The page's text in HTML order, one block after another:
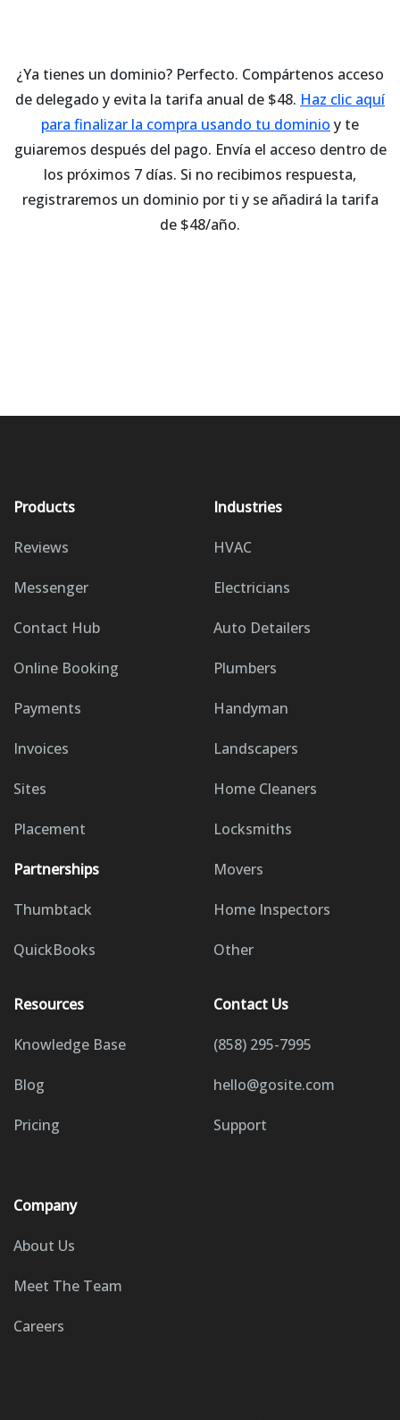
¿Ya tienes un dominio? Perfecto. Compártenos acceso
de delegado y evita la tarifa anual de $48. Haz clic aquí
para finalizar la compra usando tu dominio y te
guiaremos después del pago. Envía el acceso dentro de
los próximos 7 días. Si no recibimos respuesta,
registraremos un dominio por ti y se añadirá la tarifa
de $48/año.
Products
Reviews
Messenger
Contact Hub
Online Booking
Payments
Invoices
Sites
Placement
Partnerships
Thumbtack
QuickBooks
Industries
HVAC
Electricians
Auto Detailers
Plumbers
Handyman
Landscapers
Home Cleaners
Locksmiths
Movers
Home Inspectors
Other
Resources
Knowledge Base
Blog
Pricing
Company
About Us
Meet The Team
Careers
Contact Us
(858) 295-7995
hello@gosite.com
Support